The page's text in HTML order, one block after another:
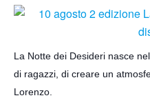
La Notte dei Desideri nasce
di ragazzi, di creare un
Lorenzo.